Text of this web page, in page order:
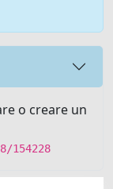
o creare un
154228